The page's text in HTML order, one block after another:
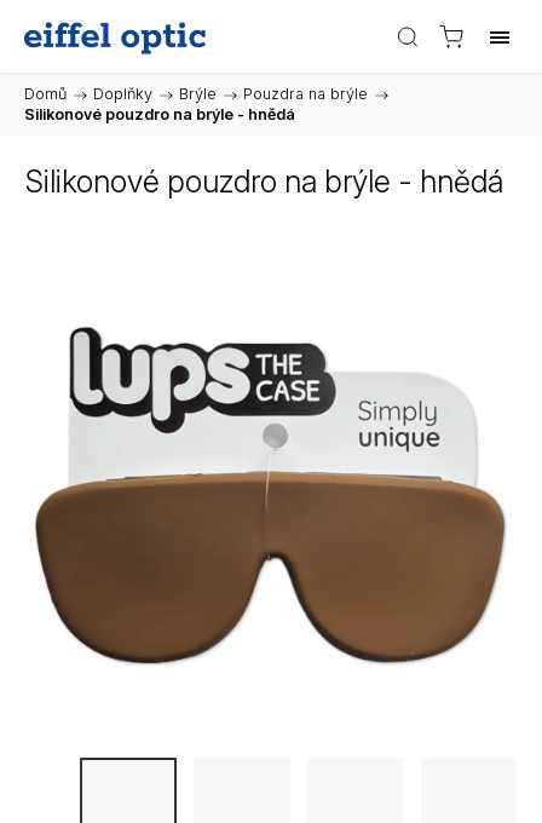
Domů / Doplňky / Brýle / Pouzdra na brýle /
Silikonové pouzdro na brýle - hnědá
Silikonové pouzdro na brýle - hnědá